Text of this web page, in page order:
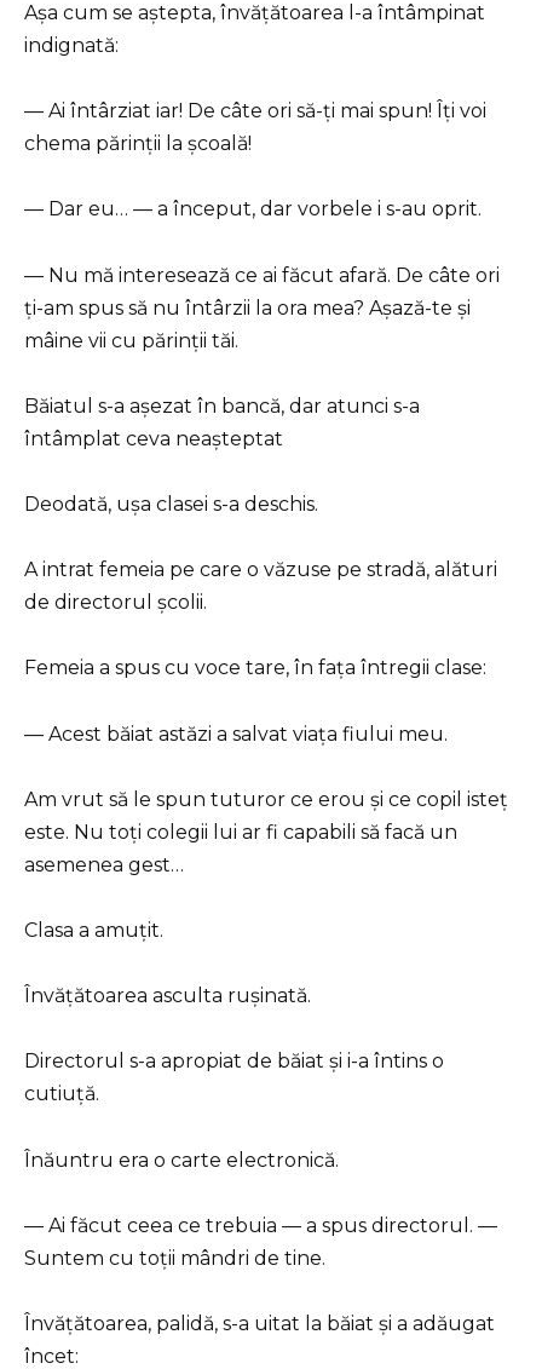
Așa cum se aștepta, învățătoarea l-a întâmpinat
indignată:
— Ai întârziat iar! De câte ori să-ți mai spun! Îți voi
chema părinții la școală!
— Dar eu… — a început, dar vorbele i s-au oprit.
— Nu mă interesează ce ai făcut afară. De câte ori
ți-am spus să nu întârzii la ora mea? Așază-te și
mâine vii cu părinții tăi.
Băiatul s-a așezat în bancă, dar atunci s-a
întâmplat ceva neașteptat
Deodată, ușa clasei s-a deschis.
A intrat femeia pe care o văzuse pe stradă, alături
de directorul școlii.
Femeia a spus cu voce tare, în fața întregii clase:
— Acest băiat astăzi a salvat viața fiului meu.
Am vrut să le spun tuturor ce erou și ce copil isteț
este. Nu toți colegii lui ar fi capabili să facă un
asemenea gest…
Clasa a amuțit.
Învățătoarea asculta rușinată.
Directorul s-a apropiat de băiat și i-a întins o
cutiuță.
Înăuntru era o carte electronică.
— Ai făcut ceea ce trebuia — a spus directorul. —
Suntem cu toții mândri de tine.
Învățătoarea, palidă, s-a uitat la băiat și a adăugat
încet: